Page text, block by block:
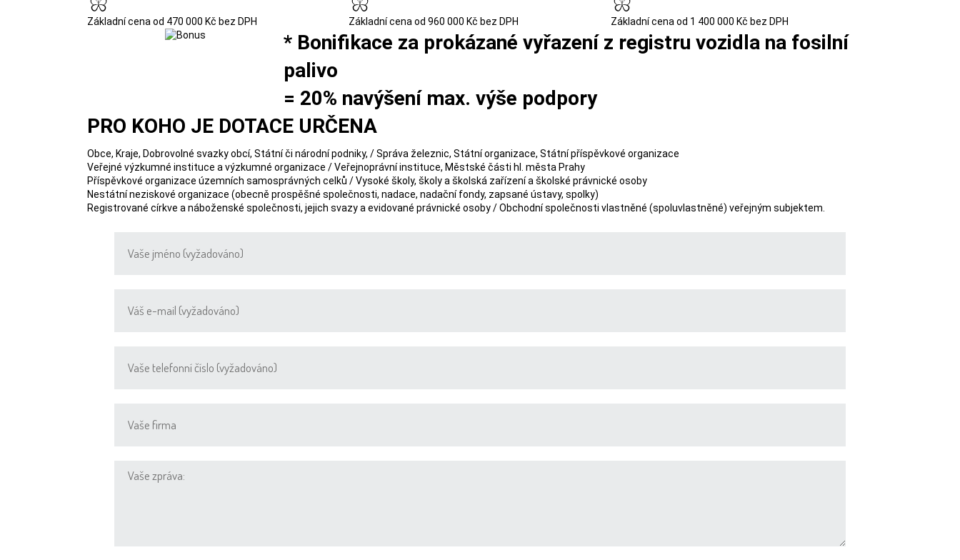
Základní cena od 470 000 Kč bez DPH Základní cena od 960 000 Kč bez DPH Základní cena od 1 400 000 Kč bez DPH
* Bonifikace za prokázané vyřazení z registru vozidla na fosilní
palivo
= 20% navýšení max. výše podpory
PRO KOHO JE DOTACE URČENA
Obce, Kraje, Dobrovolné svazky obcí, Státní či národní podniky, / Správa železnic, Státní organizace, Státní příspěvkové organizace
Veřejné výzkumné instituce a výzkumné organizace / Veřejnoprávní instituce, Městské části hl. města Prahy
Příspěvkové organizace územních samosprávných celků / Vysoké školy, školy a školská zařízení a školské právnické osoby
Nestátní neziskové organizace (obecně prospěšné společnosti, nadace, nadační fondy, zapsané ústavy, spolky)
Registrované církve a náboženské společnosti, jejich svazy a evidované právnické osoby / Obchodní společnosti vlastněné (spoluvlastněné) veřejným subjektem.